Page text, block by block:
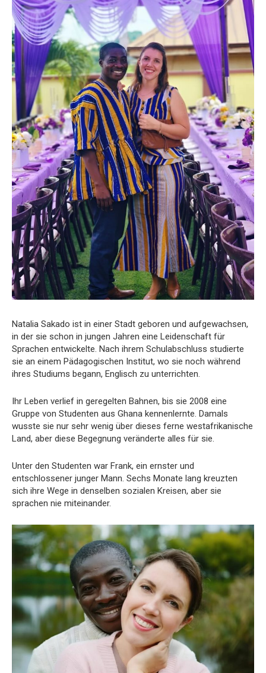
Natalia Sakado ist in einer Stadt geboren und aufgewachsen,
in der sie schon in jungen Jahren eine Leidenschaft für
Sprachen entwickelte. Nach ihrem Schulabschluss studierte
sie an einem Pädagogischen Institut, wo sie noch während
ihres Studiums begann, Englisch zu unterrichten.
Ihr Leben verlief in geregelten Bahnen, bis sie 2008 eine
Gruppe von Studenten aus Ghana kennenlernte. Damals
wusste sie nur sehr wenig über dieses ferne westafrikanische
Land, aber diese Begegnung veränderte alles für sie.
Unter den Studenten war Frank, ein ernster und
entschlossener junger Mann. Sechs Monate lang kreuzten
sich ihre Wege in denselben sozialen Kreisen, aber sie
sprachen nie miteinander.